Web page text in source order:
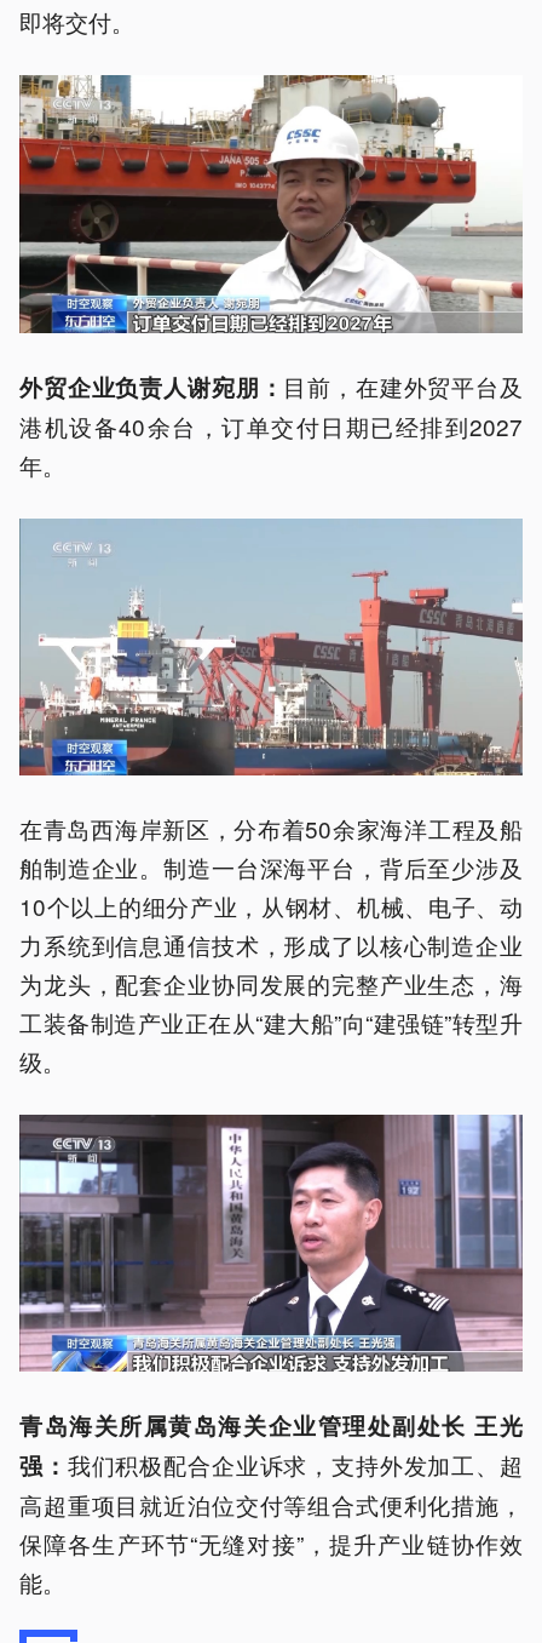
即将交付。
外贸企业负责人谢宛朋： 目前，在建外贸平台及
港机设备40余台，订单交付日期已经排到2027
年。
在青岛西海岸新区，分布着50余家海洋工程及船
舶制造企业。制造一台深海平台，背后至少涉及
10个以上的细分产业，从钢材、机械、电子、动
力系统到信息通信技术，形成了以核心制造企业
为龙头，配套企业协同发展的完整产业生态，海
工装备制造产业正在从“建大船”向“建强链”转型升
级。
青岛海关所属黄岛海关企业管理处副处长 王光
强： 我们积极配合企业诉求，支持外发加工、超
高超重项目就近泊位交付等组合式便利化措施，
保障各生产环节“无缝对接”，提升产业链协作效
能。